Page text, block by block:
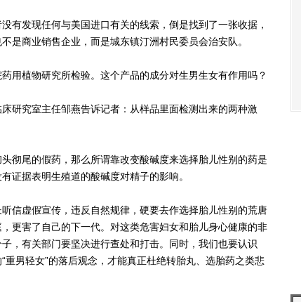
发现任何与美国进口有关的线索，倒是找到了一张收据，
是商业销售企业，而是城东镇汀洲村民委员会治安队。
植物研究所检验。这个产品的成分对生男生女有作用吗？
究室主任邹燕告诉记者：从样品里面检测出来的两种激
尾的假药，那么所谓靠改变酸碱度来选择胎儿性别的药是
证据表明生殖道的酸碱度对精子的影响。
虚假宣传，违反自然规律，硬要去作选择胎儿性别的荒唐
更害了自己的下一代。对这类危害妇女和胎儿身心健康的非
，有关部门要坚决进行查处和打击。同时，我们也要认识
男轻女”的落后观念，才能真正杜绝转胎丸、选胎药之类悲